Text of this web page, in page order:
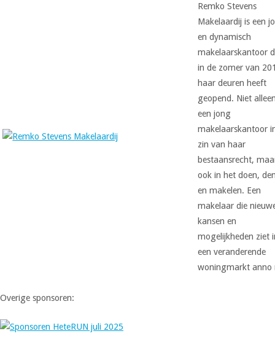
Remko Stevens
Makelaardij is een
en dynamisch
makelaarskantoor
in de zomer van
haar deuren heeft
geopend. Niet
een jong
makelaarskantoor
zin van haar
bestaansrecht,
ook in het doen,
en makelen. Een
makelaar die
kansen en
mogelijkheden ziet
een veranderende
woningmarkt anno
Overige sponsoren: